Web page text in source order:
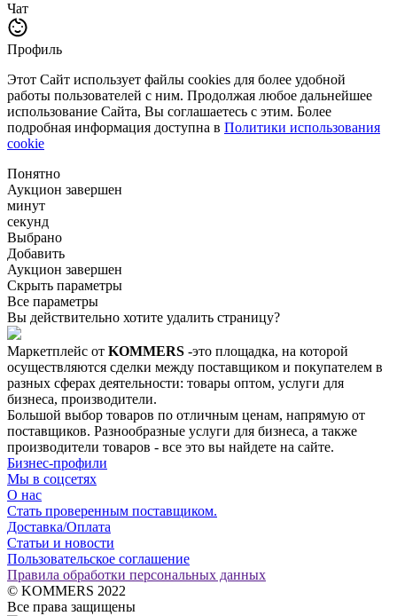
Чат
Профиль
Этот Сайт использует файлы cookies для более удобной
работы пользователей с ним. Продолжая любое дальнейшее
использование Сайта, Вы соглашаетесь с этим. Более
подробная информация доступна в Политики использования
cookie
Понятно
Аукцион завершен
минут
секунд
Выбрано
Добавить
Аукцион завершен
Скрыть параметры
Все параметры
Вы действительно хотите удалить страницу?
Маркетплейс от KOMMERS -это площадка, на которой
осуществляются сделки между поставщиком и покупателем в
разных сферах деятельности: товары оптом, услуги для
бизнеса, производители.
Большой выбор товаров по отличным ценам, напрямую от
поставщиков. Разнообразные услуги для бизнеса, а также
производители товаров - все это вы найдете на сайте.
Бизнес-профили
Мы в соцсетях
О нас
Стать проверенным поставщиком.
Доставка/Оплата
Статьи и новости
Пользовательское соглашение
Правила обработки персональных данных
© KOMMERS 2022
Все права защищены